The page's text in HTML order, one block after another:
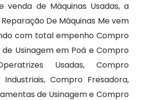
venda de Máquinas Usadas, a
De Máquinas Me vem
com total empenho Compro
Usinagem em Poá e Compro
Usadas, Compro
Industriais, Compro Fresadora,
de Usinagem e Compro